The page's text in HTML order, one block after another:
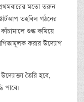
মতো তরুন
তহবিল গঠনের
কাঁচামালে শুল্ক কমিয়ে
করার উদ্যোগ
তৈরি হবে,
পাবে।